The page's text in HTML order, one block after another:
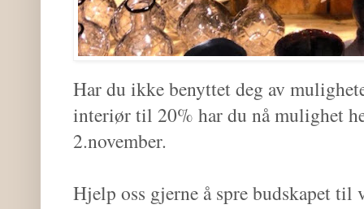
Har du ikke benyttet deg av
interiør til 20% har du nå mulighet
2.november.
Hjelp oss gjerne å spre budskapet